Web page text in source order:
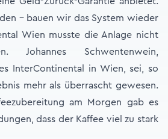
– bauen wir das System wieder
Wien musste die Anlage nicht
Johannes Schwentenwein,
InterContinental in Wien, sei, so
mehr als überrascht gewesen.
am Morgen gab es
dass der Kaffee viel zu stark